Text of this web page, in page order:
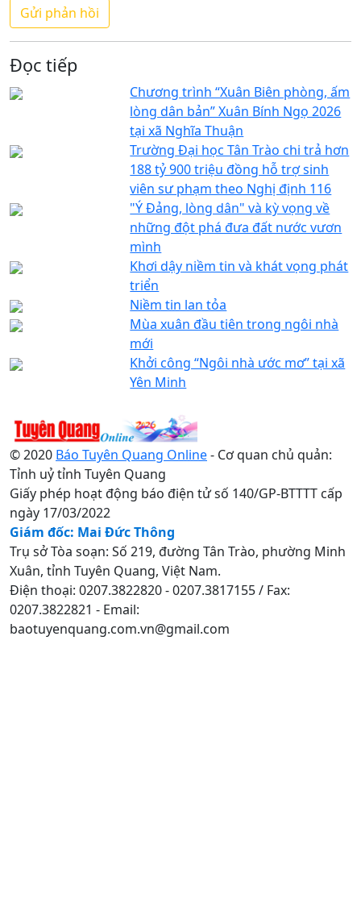
Đọc tiếp
Chương trình “Xuân Biên phòng, ấm
lòng dân bản” Xuân Bính Ngọ 2026
tại xã Nghĩa Thuận
Trường Đại học Tân Trào chi trả hơn
188 tỷ 900 triệu đồng hỗ trợ sinh
viên sư phạm theo Nghị định 116
"Ý Đảng, lòng dân" và kỳ vọng về
những đột phá đưa đất nước vươn
mình
Khơi dậy niềm tin và khát vọng phát
triển
Niềm tin lan tỏa
Mùa xuân đầu tiên trong ngôi nhà
mới
Khởi công “Ngôi nhà ước mơ” tại xã
Yên Minh
© 2020 Báo Tuyên Quang Online- Cơ quan chủ quản:
Tỉnh uỷ tỉnh Tuyên Quang
Giấy phép hoạt động báo điện tử số 140/GP-BTTTT cấp
ngày 17/03/2022
Giám đốc: Mai Đức Thông
Trụ sở Tòa soạn: Số 219, đường Tân Trào, phường Minh
Xuân, tỉnh Tuyên Quang, Việt Nam.
Điện thoại: 0207.3822820 - 0207.3817155 / Fax:
0207.3822821 - Email:
baotuyenquang.com.vn@gmail.com